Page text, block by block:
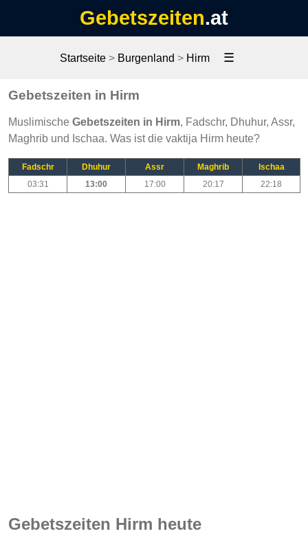
Gebetszeiten.at
Startseite > Burgenland > Hirm ☰
Gebetszeiten in Hirm
Muslimische Gebetszeiten in Hirm, Fadschr, Dhuhur, Assr,
Maghrib und Ischaa. Was ist die vaktija Hirm heute?
Fadschr Dhuhur Assr Maghrib
Ischaa
03:31
13:00 17:00 20:17 22:18
Gebetszeiten Hirm heute